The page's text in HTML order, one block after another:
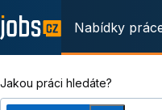
Nabídky
Jakou práci hledáte?